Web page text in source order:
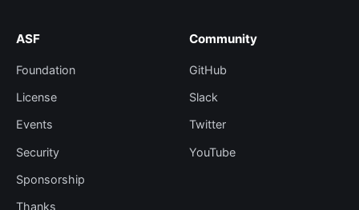
ASF
Foundation
License
Events
Security
Sponsorship
Thanks
Community
GitHub
Slack
Twitter
YouTube